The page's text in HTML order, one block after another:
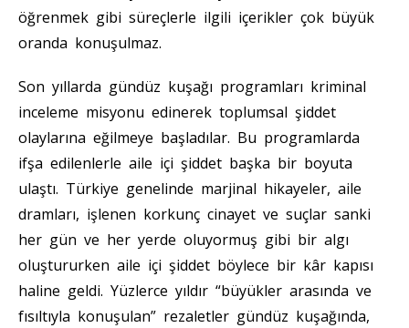
öğrenmek gibi süreçlerle ilgili içerikler çok büyük
oranda konuşulmaz.
Son yıllarda gündüz kuşağı programları kriminal
inceleme misyonu edinerek toplumsal şiddet
olaylarına eğilmeye başladılar. Bu programlarda
ifşa edilenlerle aile içi şiddet başka bir boyuta
ulaştı. Türkiye genelinde marjinal hikayeler, aile
dramları, işlenen korkunç cinayet ve suçlar sanki
her gün ve her yerde oluyormuş gibi bir algı
oluştururken aile içi şiddet böylece bir kâr kapısı
haline geldi. Yüzlerce yıldır “büyükler arasında ve
fısıltıyla konuşulan” rezaletler gündüz kuşağında,